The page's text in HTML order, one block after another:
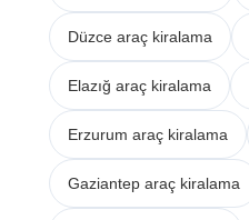
Düzce araç kiralama
Elazığ araç kiralama
Erzurum araç kiralama
Gaziantep araç kiralama